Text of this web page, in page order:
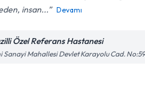
insan...
Devamı
Özel Referans Hastanesi
Sanayi Mahallesi Devlet Karayolu Cad.